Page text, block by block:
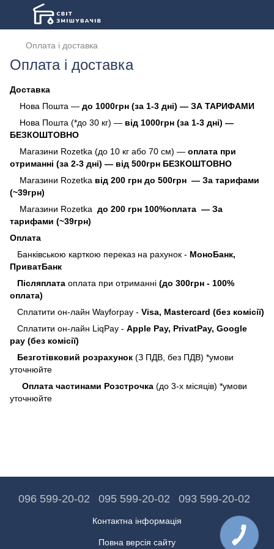
Оплата і доставка
Оплата і доставка
Доставка
Нова Пошта — до 1000грн (за 1-3 дні) — ЗА ТАРИФАМИ
Нова Пошта (*до 30 кг) — від 1000грн (за 1-3 дні) —
БЕЗКОШТОВНО
Магазини Rozetka (до 10 кг або 70 см) — оплата при
отриманні (за 2-3 дні) — від 500грн БЕЗКОШТОВНО
Магазини Rozetka від 200 грн до 500грн — За тарифами
(~39грн)
Магазини Rozetka до 200 грн 100%оплата — За
тарифами (~39грн)
Оплата
Банківською карткою переказ на рахунок - МоноБанк,
ПриватБанк
Післяплата оплата при отриманні (до 300грн - 100%
оплата)
Сплатити он-лайн Wayforpay - Visa, Mastercard (без комісії)
Сплатити он-лайн LiqPay - Apple Pay, PrivatPay, Google
pay (без комісії)
Безготівковий розрахунок (З ПДВ, без ПДВ) *умови
уточнюйте
Оплата частинами Розстрочка (до 3-х місяців) *умови
уточнюйте
096 599-20-02 095 599-20-02 093 599-20-02
Контактна інформація
Повна версія сайту